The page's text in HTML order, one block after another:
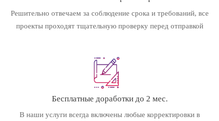
Решительно отвечаем за соблюдение срока и требований, все
проекты проходят тщательную проверку перед отправкой
Бесплатные доработки до 2 мес.
В наши услуги всегда включены любые корректировки в